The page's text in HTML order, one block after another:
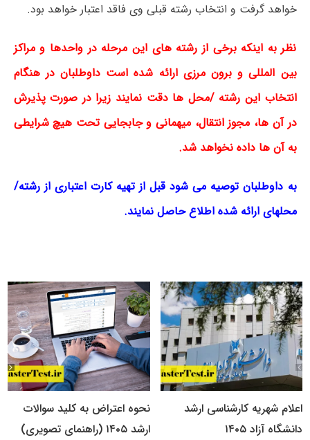
خواهد گرفت و انتخاب رشته قبلی وی فاقد اعتبار خواهد بود.
نظر به اینکه برخی از رشته های این مرحله در واحدها و مراکز
بین المللی و برون مرزی ارائه شده است داوطلبان در هنگام
انتخاب این رشته /محل ها دقت نمایند زیرا در صورت پذیرش
در آن ها، مجوز انتقال، میهمانی و جابجایی تحت هیچ شرایطی
به آن ها داده نخواهد شد.
به داوطلبان توصیه می شود قبل از تهیه کارت اعتباری از رشته/
محلهای ارائه شده اطلاع حاصل نمایند.
اعلام شهریه کارشناسی ارشد
دانشگاه آزاد ۱۴۰۵
نحوه اعتراض به کلید سوالات
ارشد ۱۴۰۵ (راهنمای تصویری)